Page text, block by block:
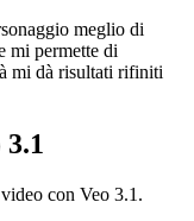
meglio di
mi permette di
mi dà risultati rifiniti
con Veo 3.1.